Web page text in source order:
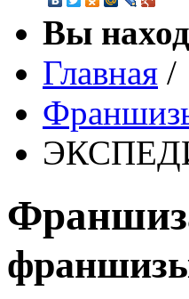
Вы
Главная /